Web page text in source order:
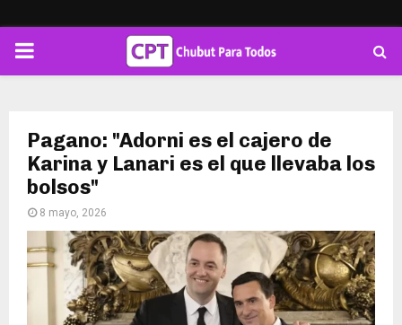
PRIMARY
Pagano: "Adorni es el cajero de
Karina y Lanari es el que llevaba los
bolsos"
8 mayo, 2026